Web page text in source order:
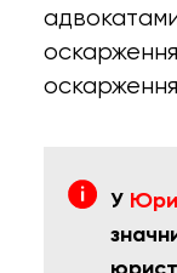
оскарження
У